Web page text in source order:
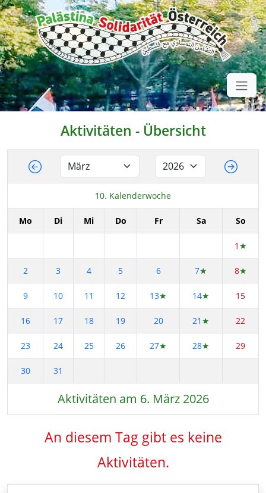
Aktivitäten - Übersicht
10. Kalenderwoche
Mo Di Mi Do Fr Sa So
1 ★
2 3 4 5 6 7★ 8★
9 10 11 12 13★ 14★ 15
16 17 18 19 20 21 ★ 22
23 24 25 26 27★ 28★ 29
30 31
Aktivitäten am 6. März 2026
An diesem Tag gibt es keine
Aktivitäten.